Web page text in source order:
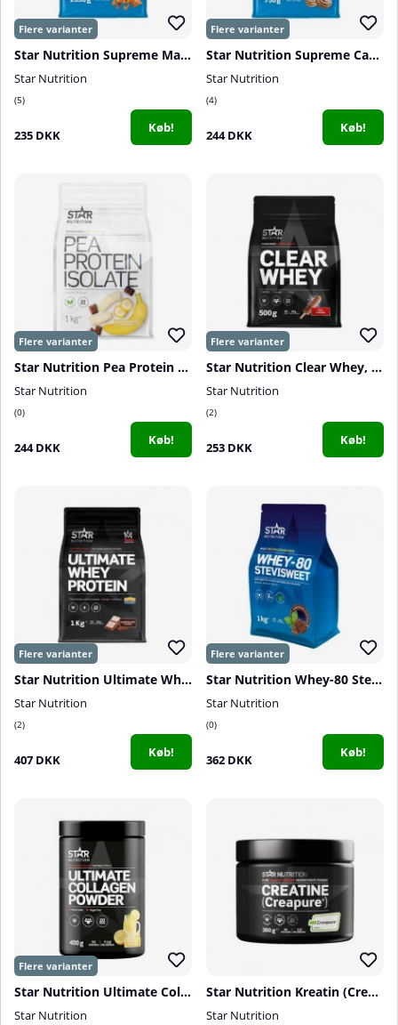
Star Nutrition Supreme Mass, 1530 g
Star Nutrition
5
235 DKK Køb!
Star Nutrition Supreme Casein, 750 g
Star Nutrition
4
244 DKK Køb!
Star Nutrition Pea Protein Isolate, 1 kg
Star Nutrition
0
244 DKK Køb!
Star Nutrition Clear Whey, 500 g
Star Nutrition
2
253 DKK Køb!
Star Nutrition Ultimate Whey Protein, 1 kg
Star Nutrition
2
407 DKK Køb!
Star Nutrition Whey-80 SteviSweet, 1 kg
Star Nutrition
0
362 DKK Køb!
Star Nutrition Ultimate Collagen Powder, 400 g
Star Nutrition
Star Nutrition Kreatin (Creapure®), 300 g
Star Nutrition